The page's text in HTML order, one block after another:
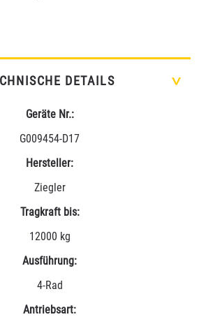
DETAILS >
Geräte Nr.:
G009454-D17
Hersteller:
Ziegler
Tragkraft bis:
12000 kg
Ausführung:
4-Rad
Antriebsart: